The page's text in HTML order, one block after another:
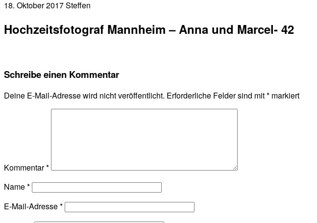
18. Oktober 2017Steffen
Hochzeitsfotograf Mannheim – Anna und Marcel- 42
Schreibe einen Kommentar
Deine E-Mail-Adresse wird nicht veröffentlicht. Erforderliche Felder sind mit* markiert
Kommentar*
Name*
E-Mail-Adresse*